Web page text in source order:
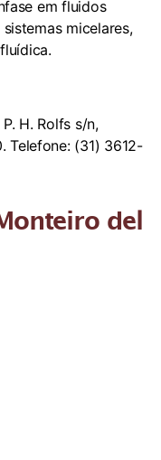
em fluidos
micelares,
H. Rolfs s/n,
Telefone: (31) 3612-
del